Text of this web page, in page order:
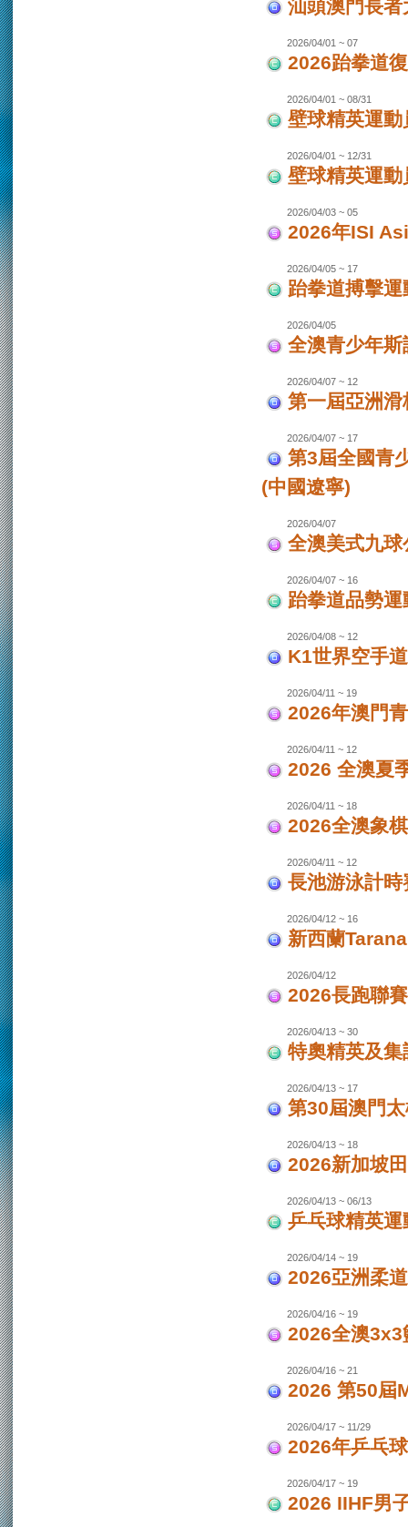
汕頭澳門長
2026/04/01 ~ 07
2026跆拳道
2026/04/01 ~ 08/31
壁球精英運
2026/04/01 ~ 12/31
壁球精英運
2026/04/03 ~ 05
2026年ISI
2026/04/05 ~ 17
跆拳道搏擊
2026/04/05
全澳青少年
2026/04/07 ~ 12
第一屆亞洲
2026/04/07 ~ 17
第3屆全國青
(中國遼寧)
2026/04/07
全澳美式九球
2026/04/07 ~ 16
跆拳道品勢
2026/04/08 ~ 12
K1世界空手
2026/04/11 ~ 19
2026年澳門
2026/04/11 ~ 12
2026 全澳夏
2026/04/11 ~ 18
2026全澳象
2026/04/11 ~ 12
長池游泳計
2026/04/12 ~ 16
新西蘭
2026/04/12
2026長跑聯
2026/04/13 ~ 30
特奧精英及
2026/04/13 ~ 17
第30屆澳門
2026/04/13 ~ 18
2026新加坡
2026/04/13 ~ 06/13
乒乓球精英
2026/04/14 ~ 19
2026亞洲柔
2026/04/16 ~ 19
2026全澳3x3
2026/04/16 ~ 21
2026 第50屆
2026/04/17 ~ 11/29
2026年乒乓
2026/04/17 ~ 19
2026 IIHF男